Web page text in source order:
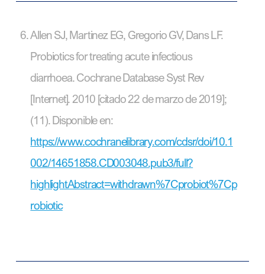
Allen SJ, Martinez EG, Gregorio GV, Dans LF.
Probiotics for treating acute infectious
diarrhoea. Cochrane Database Syst Rev
[Internet]. 2010 [citado 22 de marzo de 2019];
(11). Disponible en:
https://www.cochranelibrary.com/cdsr/doi/10.1
002/14651858.CD003048.pub3/full?
highlightAbstract=withdrawn%7Cprobiot%7Cp
robiotic